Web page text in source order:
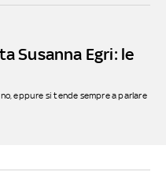
Susanna Egri: le
eppure si tende sempre a parlare